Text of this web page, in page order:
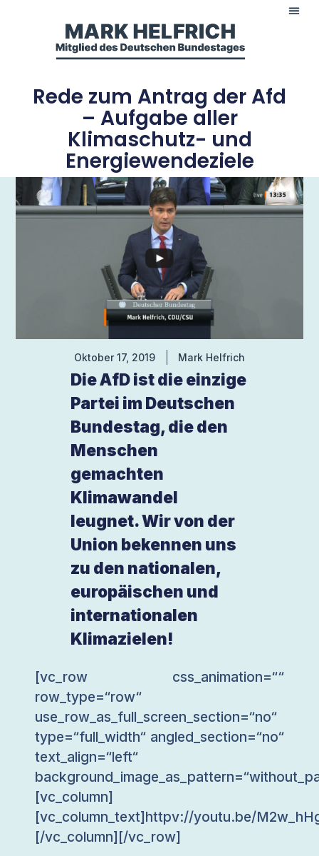
Rede zum Antrag der Afd
– Aufgabe aller
Klimaschutz- und
Energiewendeziele
Oktober 17, 2019 Mark Helfrich
Die AfD ist die einzige
Partei im Deutschen
Bundestag, die den
Menschen
gemachten
Klimawandel
leugnet. Wir von der
Union bekennen uns
zu den nationalen,
europäischen und
internationalen
Klimazielen!
[vc_row css_animation=““
row_type=“row“
use_row_as_full_screen_section=“no“
type=“full_width“ angled_section=“no“
text_align=“left“
[vc_column]
[vc_column_text]httpv://youtu.be/
[/vc_column][/vc_row]